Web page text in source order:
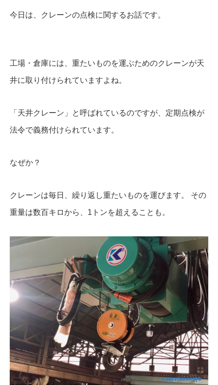
今日は、クレーンの点検に関するお話です。
工場・倉庫には、重たいものを運ぶためのクレーンが天
井に取り付けられていますよね。
「天井クレーン」と呼ばれているのですが、定期点検が
法令で義務付けられています。
なぜか？
クレーンは毎日、繰り返し重たいものを運びます。 その
重量は数百キロから、1トンを超えることも。